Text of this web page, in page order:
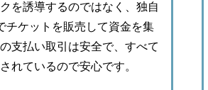
を誘導するのではなく、独自
チケットを販売して資金を集
支払い取引は安全で、すべて
れているので安心です。